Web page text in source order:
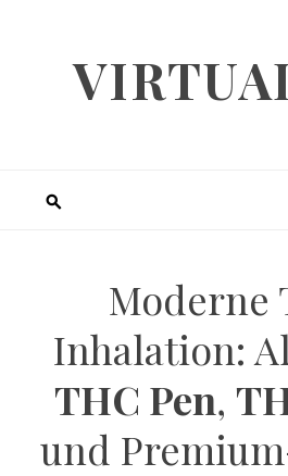
Moderne
Inhalation:
THC Pen,
und